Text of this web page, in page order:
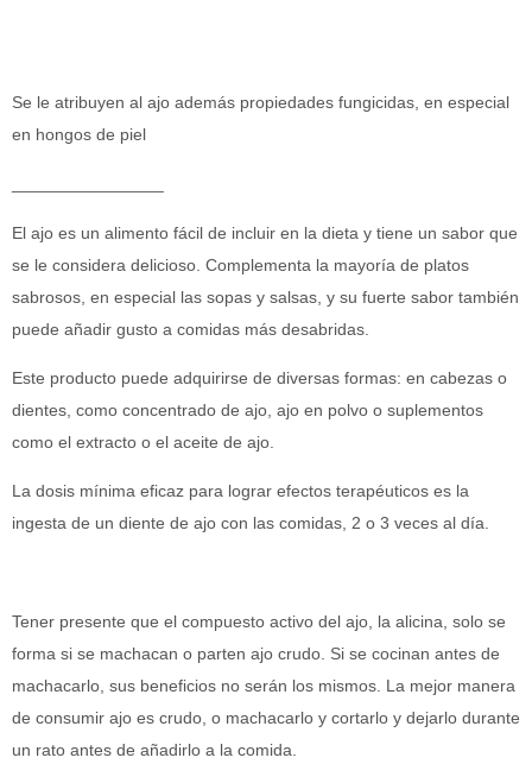
Se le atribuyen al ajo además propiedades fungicidas, en especial
en hongos de piel
El ajo es un alimento fácil de incluir en la dieta y tiene un sabor que
se le considera delicioso. Complementa la mayoría de platos
sabrosos, en especial las sopas y salsas, y su fuerte sabor también
puede añadir gusto a comidas más desabridas.
Este producto puede adquirirse de diversas formas: en cabezas o
dientes, como concentrado de ajo, ajo en polvo o suplementos
como el extracto o el aceite de ajo.
La dosis mínima eficaz para lograr efectos terapéuticos es la
ingesta de un diente de ajo con las comidas, 2 o 3 veces al día.
Tener presente que el compuesto activo del ajo, la alicina, solo se
forma si se machacan o parten ajo crudo. Si se cocinan antes de
machacarlo, sus beneficios no serán los mismos. La mejor manera
de consumir ajo es crudo, o machacarlo y cortarlo y dejarlo durante
un rato antes de añadirlo a la comida.